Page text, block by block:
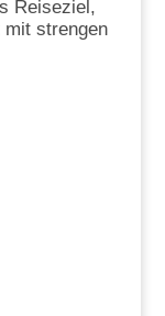
Reiseziel,
strengen